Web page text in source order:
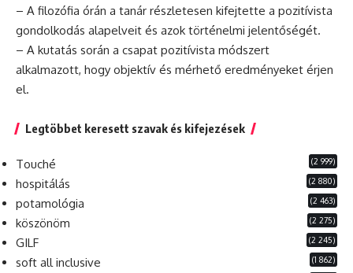
– A filozófia órán a tanár részletesen kifejtette a pozitívista
gondolkodás alapelveit és azok történelmi jelentőségét.
– A kutatás során a csapat pozitívista módszert
alkalmazott, hogy objektív és mérhető eredményeket érjen
el.
Legtöbbet keresett szavak és kifejezések
Touché (2 999)
hospitálás (2 880)
potamológia (2 463)
köszönöm (2 275)
GILF (2 245)
soft all inclusive (1 862)